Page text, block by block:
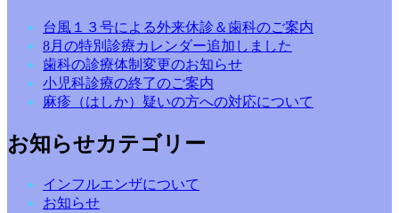
台風１３号による外来休診＆歯科のご案内
8月の特別診療カレンダー追加しました
歯科の診療体制変更のお知らせ
小児科診療の終了のご案内
麻疹（はしか）疑いの方への対応について
お知らせカテゴリー
インフルエンザについて
お知らせ